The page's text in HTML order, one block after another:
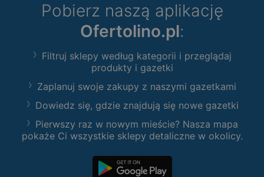
Pobierz naszą aplikację
Ofertolino.pl:
Filtruj sklepy według kategorii i przeglądaj
produkty i gazetki
Zaplanuj swoje zakupy z naszymi gazetkami
Dowiedz się, gdzie znajdują się nowe gazetki
Pierwszy raz w nowym mieście? Nasza mapa
pokaże Ci wszystkie sklepy detaliczne w okolicy.